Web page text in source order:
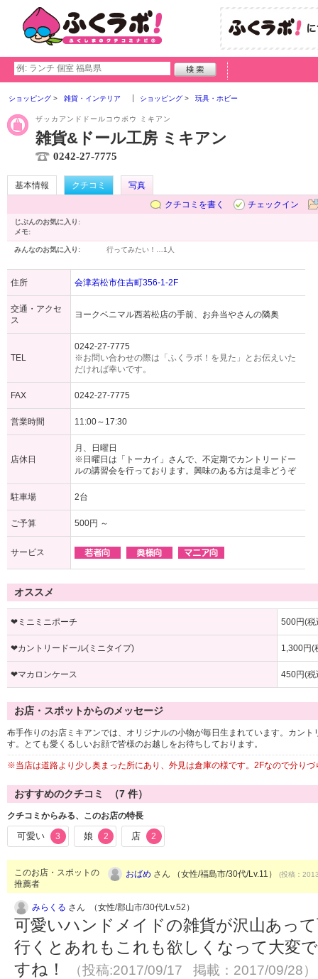
ショッピング 雑貨・インテリア ショッピング 玩具・ホビー
ザッカアンドドールコウボウ ミキアン
雑貨&ドール工房 ミキアン
0242-27-7775
基本情報 クチコミ
写真
クチコミを書く
チェックイン
じぶんのお気に入り:
メモ:
みんなのお気に入り: 行ってみたい！… 1人
住所 会津若松市住吉町356-1-2F
交通・アクセ
ス
ヨークベニマル西若松店の手前、お弁当やさんの隣奥
TEL
0242-27-7775
※お問い合わせの際は「ふくラボ！を見た」とお伝えいた
だければ幸いです。
FAX 0242-27-7775
営業時間 11:00～17:30
店休日
月、日曜日
※日曜日は「トーカイ」さんで、不定期でカントリードー
ルの講習会を行っております。興味のある方は是非どうぞ
駐車場 2台
ご予算 500円 ～
サービス
オススメ
❤ミニミニポーチ 500円(税
❤カントリードール(ミニタイプ) 1,300円(
❤マカロンケース 450円(税
お店・スポットからのメッセージ
布手作りのお店ミキアンでは、オリジナルの小物が毎日生まれています。カン
す。とても愛くるしいお顔で皆様のお越しをお待ちしております。
※当店は道路より少し奥まった所にあり、外見は倉庫の様です。2Fなので分り
おすすめのクチコミ （7 件）
クチコミからみる、このお店の特長
可愛い 3 娘 2 店 2
このお店・スポットの
推薦者
おばめ さん （女性/福島市/30代/Lv.11） (投稿：
みらくる さん （女性/郡山市/30代/Lv.52）
可愛いハンドメイドの雑貨が沢山あっ
行くとあれもこれも欲しくなって大変
すね！
（投稿:2017/09/17 掲載：2017/09/28）